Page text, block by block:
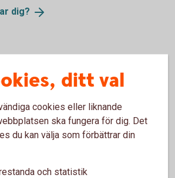
dig?
med kortet får du den kompletterande
ut och resa. Fullständiga villkor hittar du
kopplade till ditt kort.
ditt val
cookies eller liknande
ska fungera för dig. Det
du kan välja som förbättrar din
och statistik